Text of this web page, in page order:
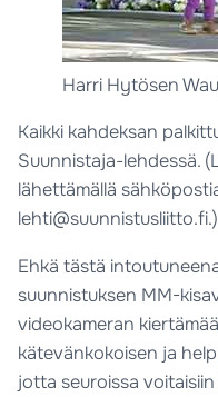
Harri Hytösen
Kaikki kahdeksan
Suunnistaja-lehdessä.
lähettämällä
lehti@suunnistusliitto.fi.)
Ehkä tästä
suunnistuksen MM-
videokameran
kätevänkokoisen ja
jotta seuroissa